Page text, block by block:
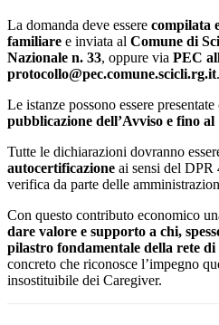
La domanda deve essere compilata
familiare e inviata al Comune di
Nazionale n. 33, oppure via PEC
protocollo@pec.comune.scicli.rg.it.
Le istanze possono essere presentate
pubblicazione dell’Avviso e fino al
Tutte le dichiarazioni dovranno
autocertificazione ai sensi del DPR
verifica da parte delle
Con questo contributo economico
dare valore e supporto a chi,
pilastro fondamentale della rete
concreto che riconosce l’impegno
insostituibile dei Caregiver.